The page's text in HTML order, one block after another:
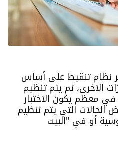
نظام تنقيط على أساس
الاخرى، ثم يتم تنظيم
معظم يكون الاختبار
الحالات التي يتم تنظيم
أو في "البيت